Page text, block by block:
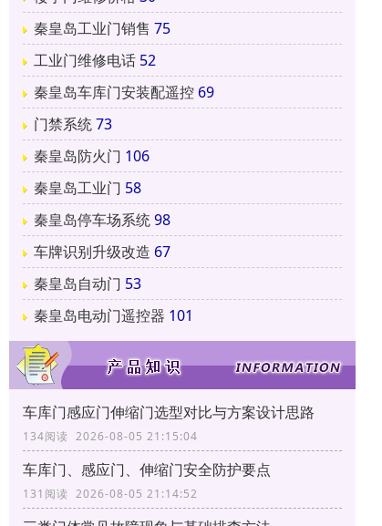
秦皇岛工业门销售 75
工业门维修电话 52
秦皇岛车库门安装配遥控 69
门禁系统73
秦皇岛防火门 106
秦皇岛工业门 58
秦皇岛停车场系统98
车牌识别升级改造 67
秦皇岛自动门 53
秦皇岛电动门遥控器 101
车库门感应门伸缩门选型对比与方案设计思路
134阅读 2026-08-05 21:15:04
车库门、感应门、伸缩门安全防护要点
131阅读 2026-08-05 21:14:52